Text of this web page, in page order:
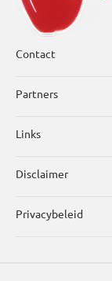
Contact
Partners
Links
Disclaimer
Privacybeleid